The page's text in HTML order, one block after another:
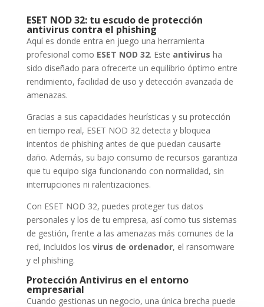
ESET NOD 32: tu escudo de protección
antivirus contra el phishing
Aquí es donde entra en juego una herramienta
profesional como ESET NOD 32. Este antivirus ha
sido diseñado para ofrecerte un equilibrio óptimo entre
rendimiento, facilidad de uso y detección avanzada de
amenazas.
Gracias a sus capacidades heurísticas y su protección
en tiempo real, ESET NOD 32 detecta y bloquea
intentos de phishing antes de que puedan causarte
daño. Además, su bajo consumo de recursos garantiza
que tu equipo siga funcionando con normalidad, sin
interrupciones ni ralentizaciones.
Con ESET NOD 32, puedes proteger tus datos
personales y los de tu empresa, así como tus sistemas
de gestión, frente a las amenazas más comunes de la
red, incluidos los virus de ordenador, el ransomware
y el phishing.
Protección Antivirus en el entorno
empresarial
Cuando gestionas un negocio, una única brecha puede